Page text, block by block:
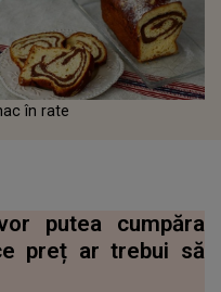
în rate
putea cumpăra
preț ar trebui să